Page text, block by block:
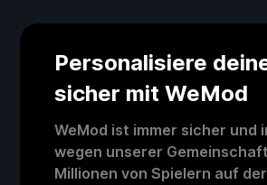
Personalisiere
sicher mit WeMod
WeMod ist immer sicher und
wegen unserer
Millionen von Spielern auf